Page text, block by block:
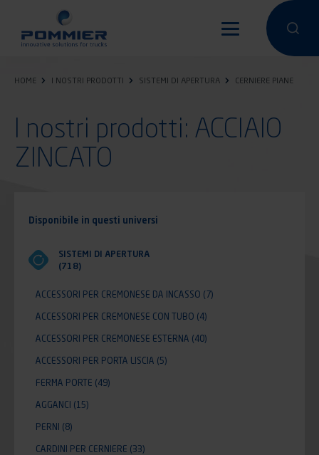
contenuto
Condurre
HOME I NOSTRI PRODOTTI SISTEMI DI APERTURA CERNIERE PIANE
I nostri prodotti: ACCIAIO
ZINCATO
Disponibile in questi universi
SISTEMI DI APERTURA
(718)
ACCESSORI PER CREMONESE DA INCASSO (7)
ACCESSORI PER CREMONESE CON TUBO (4)
ACCESSORI PER CREMONESE ESTERNA (40)
ACCESSORI PER PORTA LISCIA (5)
FERMA PORTE (49)
AGGANCI (15)
PERNI (8)
CARDINI PER CERNIERE (33)